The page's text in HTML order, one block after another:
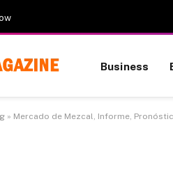
Business
» Mercado de Mezcal, Informe,